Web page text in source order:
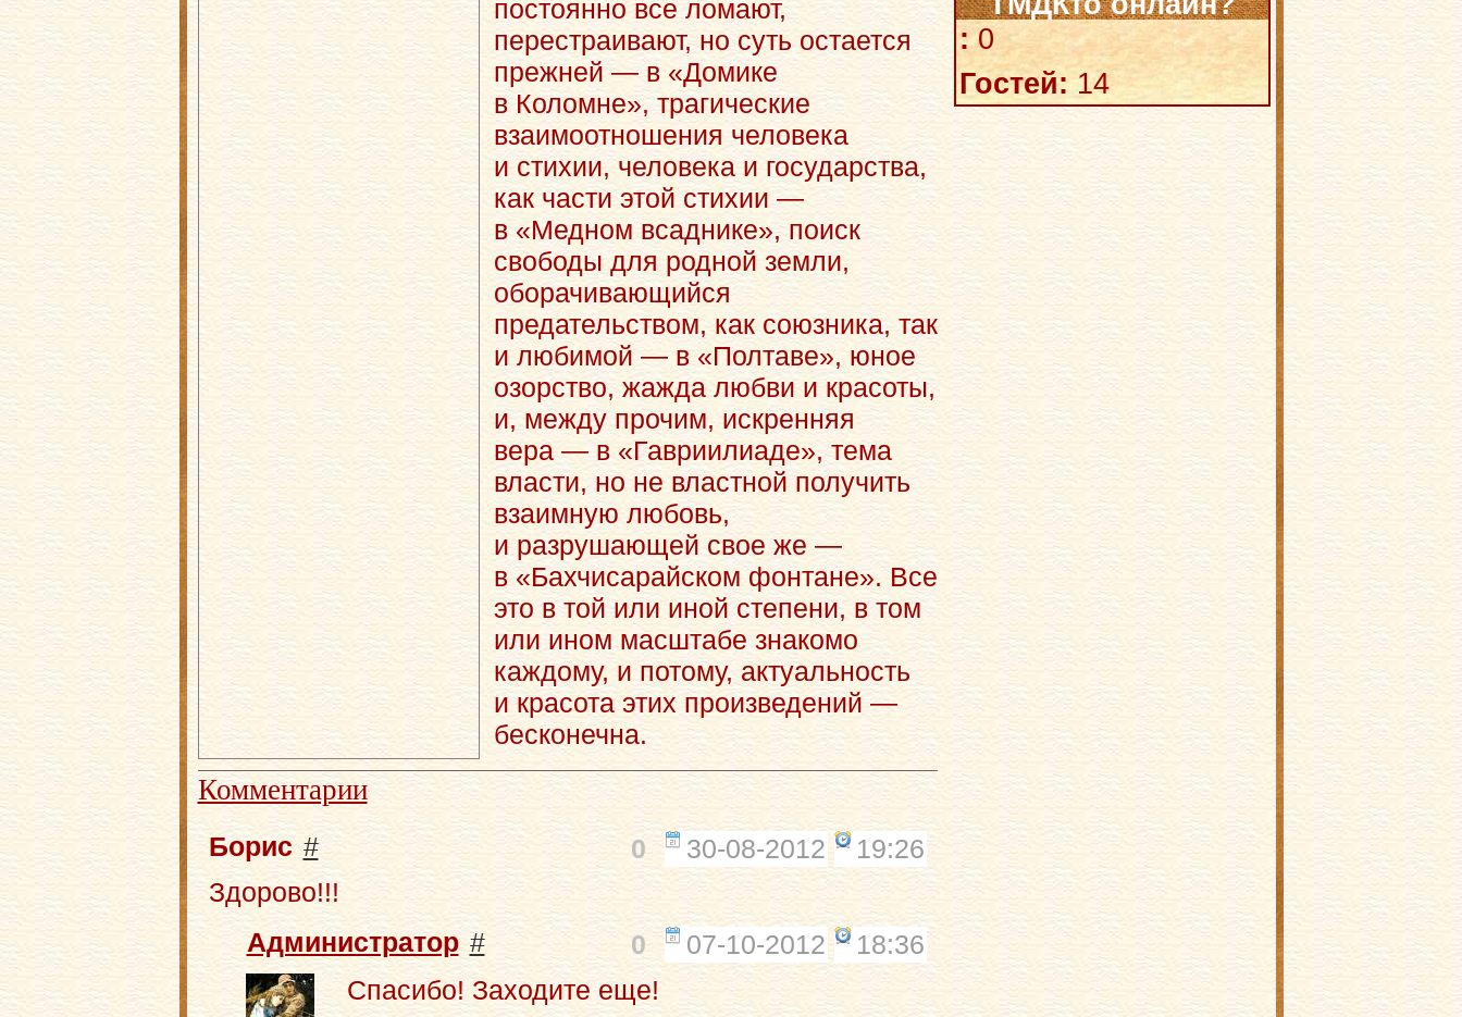
постоянно все ломают,
перестраивают, но суть остается
прежней — в «Домике
в Коломне», трагические
взаимоотношения человека
и стихии, человека и государства,
как части этой стихии —
в «Медном всаднике», поиск
свободы для родной земли,
оборачивающийся
предательством, как союзника, так
и любимой — в «Полтаве», юное
озорство, жажда любви и красоты,
и, между прочим, искренняя
вера — в «Гавриилиаде», тема
власти, но не властной получить
взаимную любовь,
и разрушающей свое же —
в «Бахчисарайском фонтане». Все
это в той или иной степени, в том
или ином масштабе знакомо
каждому, и потому, актуальность
и красота этих произведений —
бесконечна.
Комментарии
Борис # 19:26
30-08-2012
0
Здорово!!!
Администратор # 18:36
07-10-2012
0
Спасибо! Заходите еще!
:0
Гостей: 14